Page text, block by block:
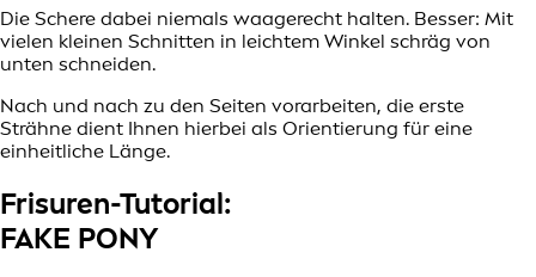
Die Schere dabei niemals waagerecht halten. Besser: Mit
vielen kleinen Schnitten in leichtem Winkel schräg von
unten schneiden.
Nach und nach zu den Seiten vorarbeiten, die erste
Strähne dient Ihnen hierbei als Orientierung für eine
einheitliche Länge.
Frisuren-Tutorial:
FAKE PONY